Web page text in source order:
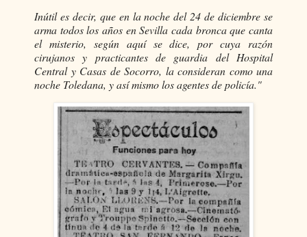
Inútil es decir, que en la noche del 24 de diciembre se
arma todos los años en Sevilla cada bronca que canta
el misterio, según aquí se dice, por cuya razón
cirujanos y practicantes de guardia del Hospital
Central y Casas de Socorro, la consideran como una
noche Toledana, y así mismo los agentes de policía."